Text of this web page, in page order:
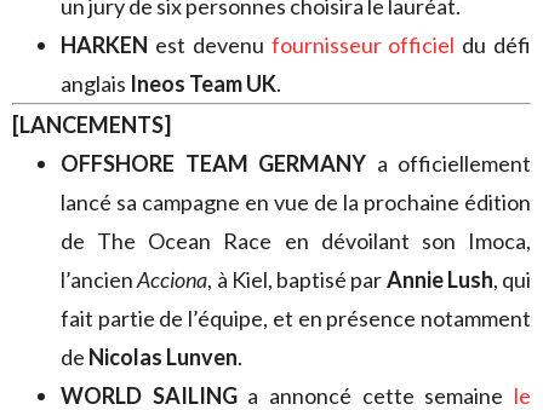
un jury de six personnes choisira le lauréat.
HARKEN est devenu fournisseur officiel du défi
anglais Ineos Team UK.
[LANCEMENTS]
OFFSHORE TEAM GERMANY a officiellement
lancé sa campagne en vue de la prochaine édition
de The Ocean Race en dévoilant son Imoca,
l’ancienAcciona, à Kiel, baptisé parAnnie Lush, qui
fait partie de l’équipe, et en présence notamment
de Nicolas Lunven.
WORLD SAILINGa annoncé cette semaine le